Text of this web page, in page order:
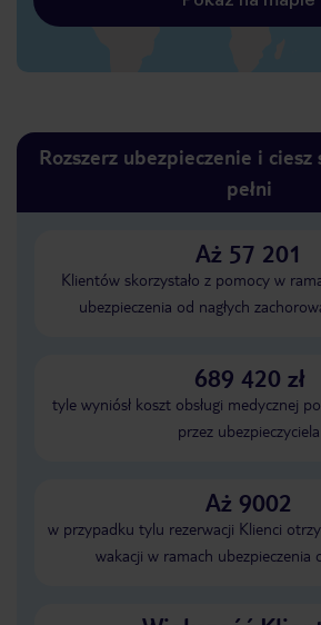
Rozszerz ubezpieczenie i ciesz
pełni
Aż 57 201
Klientów skorzystało z pomocy w
ubezpieczenia od nagłych
689 420 zł
tyle wyniósł koszt obsługi medycznej
przez ubezpieczyciela
Aż 9002
w przypadku tylu rezerwacji Klienci
wakacji w ramach ubezpieczenia